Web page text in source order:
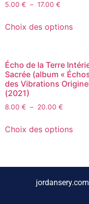
5.00 € – 17.00 €
Choix des options
Écho de la Terre
Sacrée (album «
des Vibrations
(2021)
8.00 € – 20.00 €
Choix des options